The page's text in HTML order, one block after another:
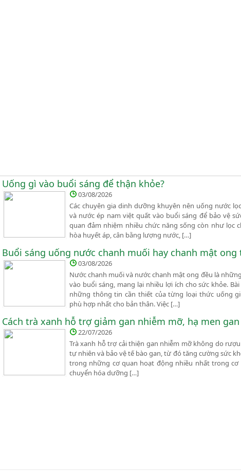
Uống gì vào buổi sáng để thận khỏe?
03/08/2026
Các chuyên gia dinh dưỡng khuyên nên uống nước
và nước ép nam việt quất vào buổi sáng để bảo vệ
quan đảm nhiệm nhiều chức năng sống còn như lọc
hòa huyết áp, cân bằng lượng nước, […]
Buổi sáng uống nước chanh muối hay chanh mật ong
03/08/2026
Nước chanh muối và nước chanh mật ong đều là
vào buổi sáng, mang lại nhiều lợi ích cho sức khỏe.
những thông tin cần thiết của từng loại thức uống
phù hợp nhất cho bản thân. Việc […]
Cách trà xanh hỗ trợ giảm gan nhiễm mỡ, hạ men gan
22/07/2026
Trà xanh hỗ trợ cải thiện gan nhiễm mỡ không do
tự nhiên và bảo vệ tế bào gan, từ đó tăng cường sức
trong những cơ quan hoạt động nhiều nhất trong cơ
chuyển hóa dưỡng […]